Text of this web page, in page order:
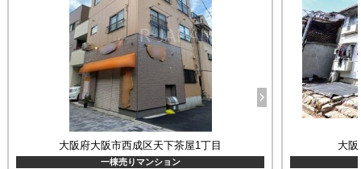
大阪府大阪市西成区天下茶屋1丁目
一棟売りマンション
大